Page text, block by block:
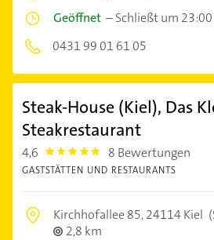
Geöffnet –Schließt um 23:00
0431 99 01 61 05
Steak-House (Kiel), Das
Steakrestaurant
4,6 4.6 8 Bewertungen
GASTSTÄTTEN UND RESTAURANTS
Kirchhofallee 85,24114 Kiel
2,8 km